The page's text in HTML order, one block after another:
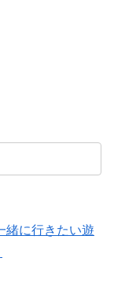
緒に行きたい遊